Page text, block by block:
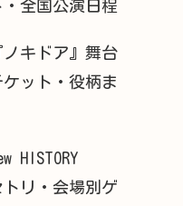
全国公演日程
キドア』舞台
ット・役柄ま
HISTORY
トリ・会場別ゲ